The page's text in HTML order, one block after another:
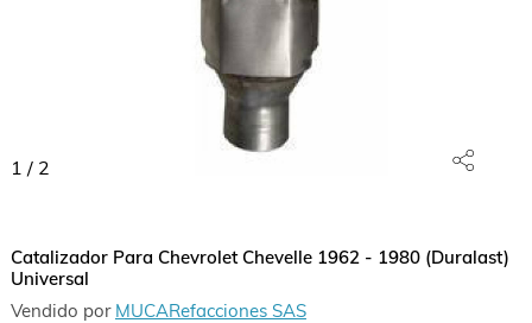
1 / 2
Catalizador Para Chevrolet Chevelle 1962 - 1980 (Duralast)
Universal
Vendido por MUCARefacciones SAS